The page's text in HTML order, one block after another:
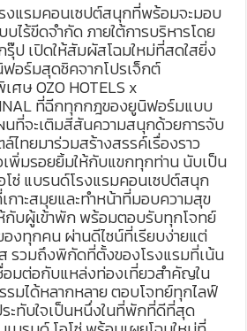
รงแรมคอนเซปต์สนุกที่พร้อมจะมอบ
ไร้ขีดจำกัด ภายใต้การบริหารโดย
ป เปิดให้สัมผัสโฉมใหม่ที่สดใสยิ่ง
อร์มสุดชิคจากโปรเจ็กต์
ษ OZO HOTELS x
ที่ฉีกทุกกฎของยูนิฟอร์มแบบ
ที่จะเติมสีสันความสนุกด้วยการจับ
ทยมาร่วมสร้างสรรค์เรื่องราว
พิ่มรอยยิ้มให้กับแขกทุกท่าน นับเป็น
โซ่ แบรนด์โรงแรมคอนเซปต์สนุก
กาะสมุยและทำหน้าที่มอบความสุข
บผู้เข้าพัก พร้อมตอบรับทุกโจทย์
งทุกคน ผ่านดีไซน์ที่เรียบง่ายแต่
รวมถึงพิกัดที่ตั้งของโรงแรมที่เน้น
อมต่อกับแหล่งท่องเที่ยวสำคัญใน
มได้หลากหลาย ตอบโจทย์ทุกไลฟ์
ะทับใจเป็นหนึ่งในที่พักที่ดีที่สุด